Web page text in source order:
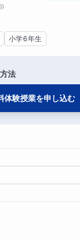
)
小学6年生
法
体験授業を申し込む